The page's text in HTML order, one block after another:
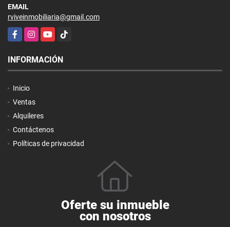
EMAIL
rviveinmobiliaria@gmail.com
FacebookInstagramYouTubeTikTok
INFORMACIÓN
Inicio
Ventas
Alquileres
Contáctenos
Políticas de privacidad
Oferte su inmueble
con nosotros